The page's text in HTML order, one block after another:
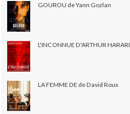
GOUROU de Yann Gozlan
L'INCONNUE D'ARTHUR HARARI
LA FEMME DE de David Roux